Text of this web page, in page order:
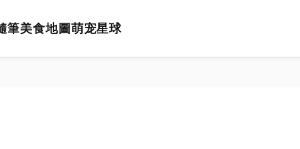
筆美食地圖萌宠星球